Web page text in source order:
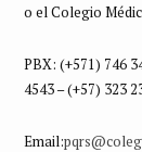
o el Colegio
PBX: (+571) 746
4543 – (+57) 323
Email: